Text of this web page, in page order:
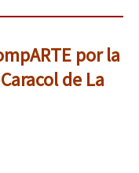
por la
de La